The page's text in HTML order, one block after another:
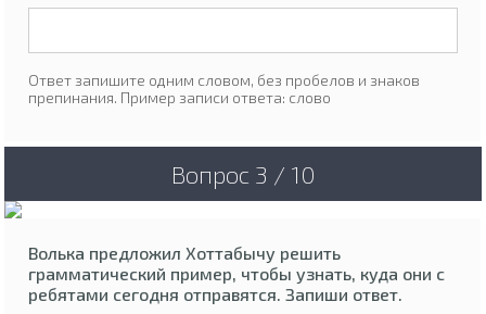
Ответ запишите одним словом, без пробелов и знаков
препинания. Пример записи ответа: слово
Вопрос 3 / 10
Волька предложил Хоттабычу решить
грамматический пример, чтобы узнать, куда они с
ребятами сегодня отправятся. Запиши ответ.